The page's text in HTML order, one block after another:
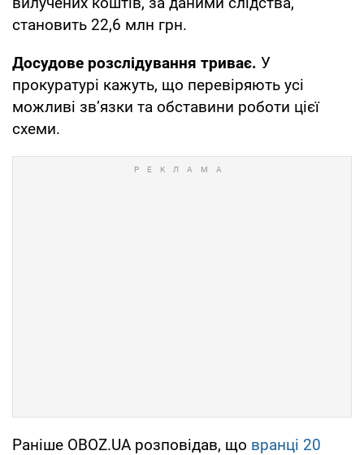
становить 22,6 млн грн.
Досудове розслідування триває. У
прокуратурі кажуть, що перевіряють усі
можливі зв’язки та обставини роботи цієї
схеми.
Раніше OBOZ.UA розповідав, що вранці 20